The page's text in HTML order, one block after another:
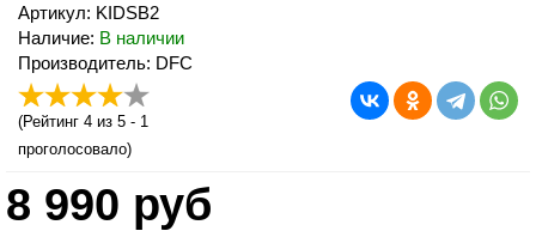
Артикул: KIDSB2
Наличие: В наличии
Производитель: DFC
(Рейтинг 4 из 5 - 1
проголосовало)
8 990 руб